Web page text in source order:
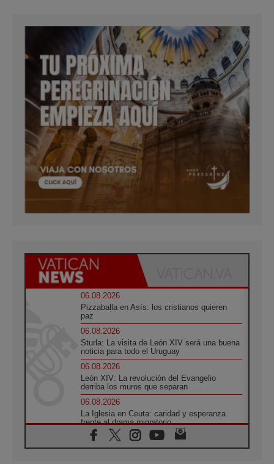
06.08.2026
Pizzaballa en Asís: los cristianos quieren
paz
06.08.2026
Sturla: La visita de León XIV será una buena
noticia para todo el Uruguay
06.08.2026
León XIV: La revolución del Evangelio
derriba los muros que separan
06.08.2026
La Iglesia en Ceuta: caridad y esperanza
frente al drama migratorio
06.08.2026
La visita del Papa a Perú será un tiempo de